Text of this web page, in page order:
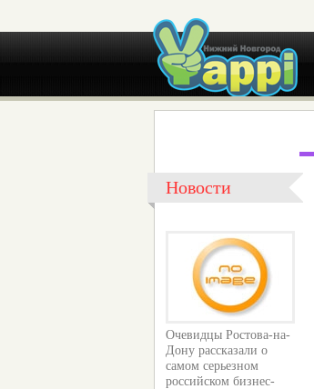
Новости
Очевидцы Ростова-на-
Дону рассказали о
самом серьезном
российском бизнес-